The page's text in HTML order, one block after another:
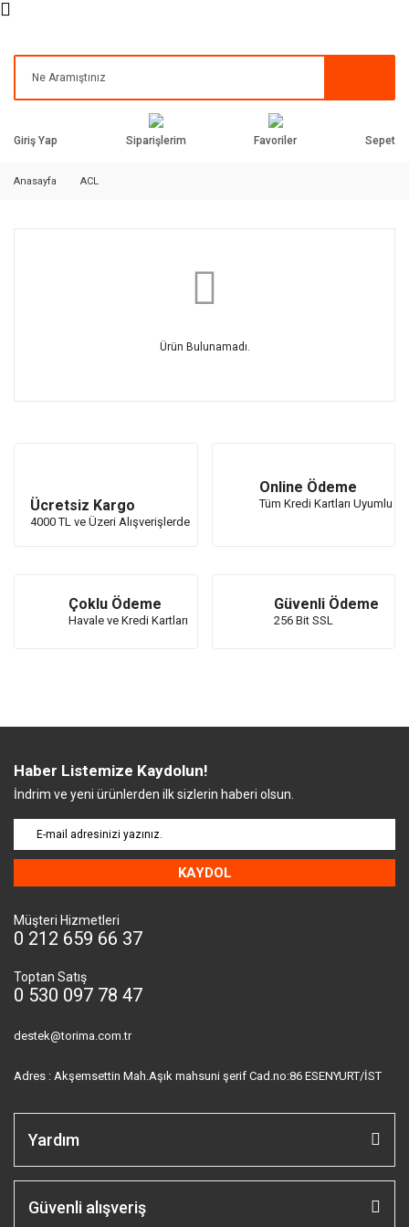
Giriş Yap Siparişlerim Favoriler Sepet
Anasayfa ACL
Ürün Bulunamadı.
Ücretsiz Kargo
4000 TL ve Üzeri Alışverişlerde
Online Ödeme
Tüm Kredi Kartları Uyumlu
Çoklu Ödeme
Havale ve Kredi Kartları
Güvenli Ödeme
256 Bit SSL
Haber Listemize Kaydolun!
İndrim ve yeni ürünlerden ilk sizlerin haberi olsun.
KAYDOL
Müşteri Hizmetleri
0 212 659 66 37
Toptan Satış
0 530 097 78 47
destek@torima.com.tr
Adres : Akşemsettin Mah.Aşık mahsuni şerif Cad.no:86 ESENYURT/İST
Yardım
Güvenli alışveriş